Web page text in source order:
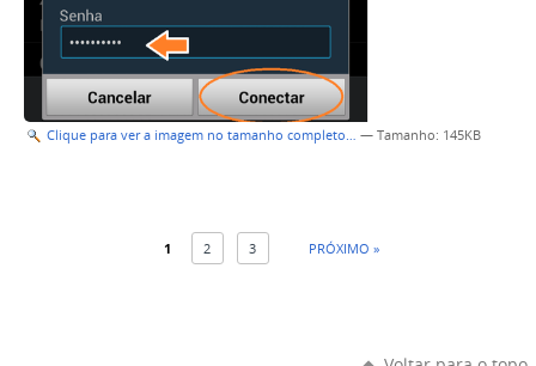
Clique para ver a imagem no tamanho completo… — Tamanho: 145KB
1 2 3 PRÓXIMO »